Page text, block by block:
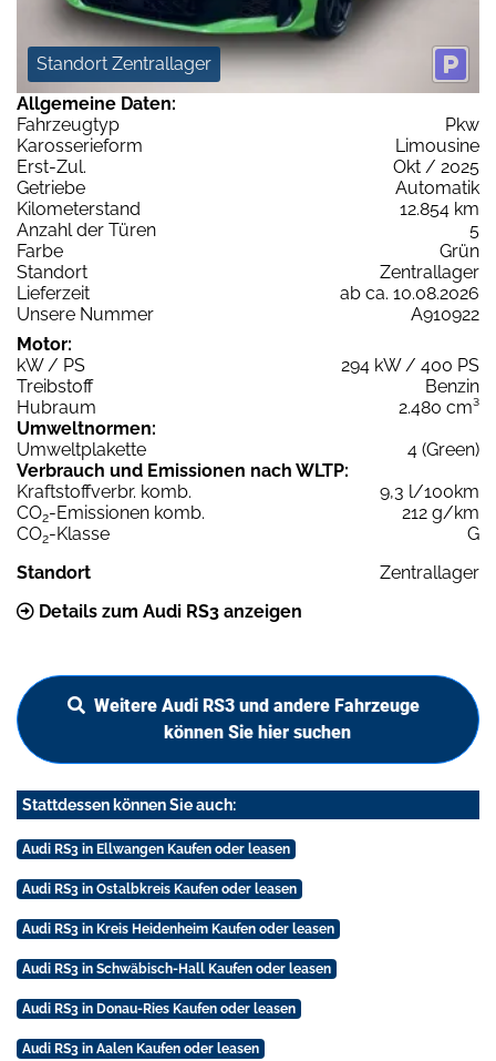
Standort Zentrallager
Allgemeine Daten:
Fahrzeugtyp
Pkw
Karosserieform
Limousine
Erst-Zul.
Okt / 2025
Getriebe
Automatik
Kilometerstand
12.854 km
Anzahl der Türen
5
Farbe
Grün
Standort
Zentrallager
Lieferzeit
ab ca. 10.08.2026
Unsere Nummer
A910922
Motor:
kW / PS
294 kW / 400 PS
Treibstoff
Benzin
Hubraum
2.480 cm³
Umweltnormen:
Umweltplakette
4 (Green)
Verbrauch und Emissionen nach WLTP:
Kraftstoffverbr. komb.
9,3 l/100km
CO2-Emissionen komb.
212 g/km
CO2-Klasse
G
Standort
Zentrallager
Details zum Audi RS3 anzeigen
Weitere Audi RS3 und andere Fahrzeuge
können Sie hier suchen
Stattdessen können Sie auch:
Audi RS3 in Ellwangen Kaufen oder leasen
Audi RS3 in Ostalbkreis Kaufen oder leasen
Audi RS3 in Kreis Heidenheim Kaufen oder leasen
Audi RS3 in Schwäbisch-Hall Kaufen oder leasen
Audi RS3 in Donau-Ries Kaufen oder leasen
Audi RS3 in Aalen Kaufen oder leasen